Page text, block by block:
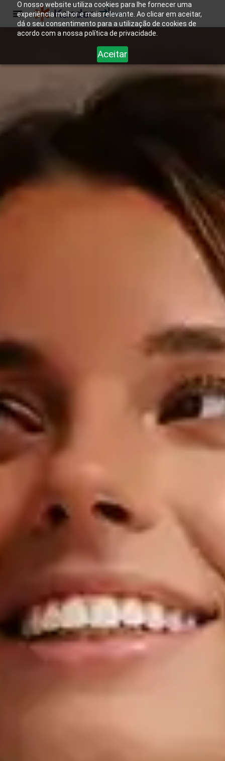
O nosso website utiliza cookies para lhe fornecer uma
experiência melhor e mais relevante. Ao clicar em aceitar,
dá o seu consentimento para a utilização de cookies de
acordo com a nossa política de privacidade.
Aceitar
Entrar